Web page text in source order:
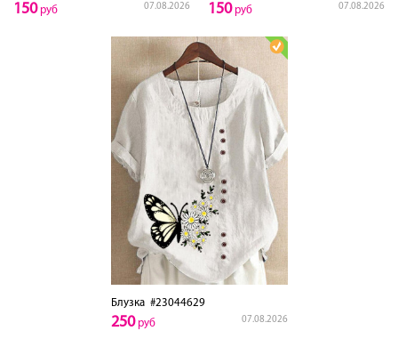
07.08.2026
150руб 07.08.2026
150руб
Блузка#23044629
07.08.2026
250руб